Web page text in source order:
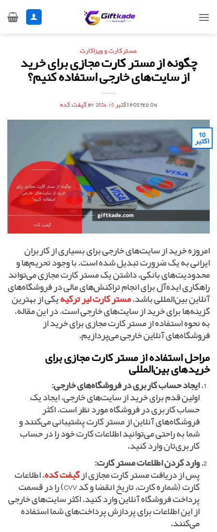
مسترکارت و ویزاکارت
چگونه از مستر کارت مجازی برای خرید
از سایت‌های خارجی استفاده کنیم؟
POSTED ONاکتبر 10, 2024 BYگیفت کده
10
اکتبر
امروزه خرید از سایت‌های خارجی برای بسیاری از کاربران
ایرانی به یک ضرورت تبدیل شده است. با وجود تحریم‌ها و
محدودیت‌های بانکی، داشتن یک مستر کارت مجازی می‌تواند
راهکاری ایده‌آل برای انجام تراکنش‌های مالی در فروشگاه‌های
آنلاین بین‌المللی باشد.مستر کارت لیر ترکیهیکی از بهترین
گزینه‌ها برای خرید از سایت‌های خارجی است. در این مقاله،
به نحوه استفاده از مستر کارت مجازی برای خرید از
فروشگاه‌های آنلاین خارجی می‌پردازیم.
مراحل استفاده از مستر کارت مجازی برای
خریدهای بین‌المللی
ایجاد حساب کاربری در فروشگاه‌های خارجی:
اولین قدم برای خرید از سایت‌های خارجی، ایجاد یک
حساب کاربری در فروشگاه مورد نظر است. اکثر
فروشگاه‌های آنلاین از مستر کارت پشتیبانی می‌کنند و
شما به راحتی می‌توانید اطلاعات کارت خود را در حساب
کاربری‌تان وارد کنید.
وارد کردن اطلاعات مستر کارت:
پس از دریافت مستر کارت مجازی ازگیفت کده، اطلاعات
کارت (شماره کارت، تاریخ انقضا و کد CVV) را در قسمت
پرداخت فروشگاه آنلاین وارد کنید. اکثر سایت‌های خارجی
از این اطلاعات برای پردازش پرداخت‌های شما استفاده
می‌کنند.